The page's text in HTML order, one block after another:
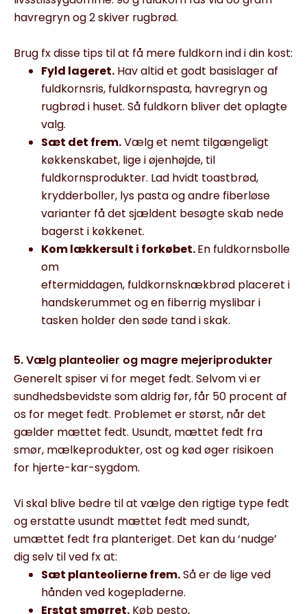
havregryn og 2 skiver rugbrød.
Brug fx disse tips til at få mere fuldkorn ind i din kost:
Fyld lageret. Hav altid et godt basislager af
fuldkornsris, fuldkornspasta, havregryn og
rugbrød i huset. Så fuldkorn bliverdet oplagte
valg.
Sæt det frem.Vælg et nemt tilgængeligt
køkkenskabet, lige i øjenhøjde, til
fuldkornsprodukter. Lad hvidt toastbrød,
krydderboller, lys pasta og andre fiberløse
varianter få det sjældent besøgteskab nede
bagerst i køkkenet.
Kom lækkersult i forkøbet.En fuldkornsbolle
om
eftermiddagen, fuldkornsknækbrød placeret i
handskerummet og en fiberrig myslibar i
tasken holder den søde tand i skak.
5. Vælg planteolier og magre mejeriprodukter
Generelt spiser vi for meget fedt. Selvom vi er
sundhedsbevidste som aldrig før, får 50 procent af
os for meget fedt. Problemet er størst, når det
gælder mættet fedt. Usundt, mættet fedt fra
smør, mælkeprodukter, ost og kød øger risikoen
for hjerte-kar-sygdom.
Vi skal blive bedre til at vælge den rigtige type fedt
og erstatte usundt mættet fedt med sundt,
umættet fedt fra planteriget. Det kan du ‘nudge’
dig selv til ved fx at:
Sæt planteolierne frem.Så er de lige ved
hånden ved kogepladerne.
Erstat smørret. Køb pesto,